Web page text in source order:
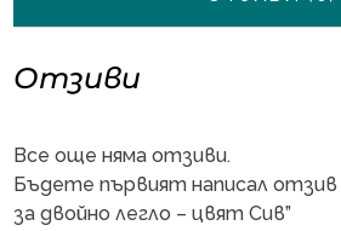
Отзиви
Все още няма отзиви.
Бъдете първият написал
за двойно легло – цвят Сив”